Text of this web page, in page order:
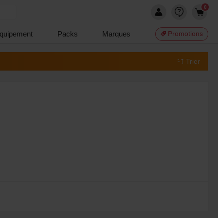
0
Packs Marques Promotions
Trier